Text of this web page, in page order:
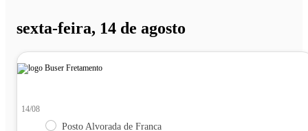
sexta-feira, 14 de agosto
14/08
Posto Alvorada de Franca